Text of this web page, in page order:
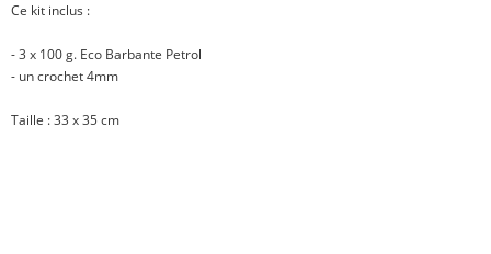
Ce kit inclus :
- 3 x 100 g. Eco Barbante Petrol
- un crochet 4mm
Taille : 33 x 35 cm